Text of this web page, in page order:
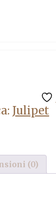
Julipet
(0)